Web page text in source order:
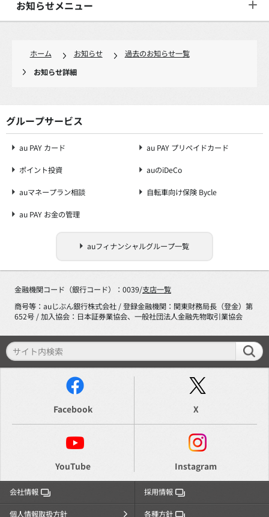
お知らせメニュー
ホーム お知らせ
過去のお知らせ一覧
お知らせ詳細
グループサービス
au PAY カード au PAY プリペイドカード
ポイント投資 auのiDeCo
auマネープラン相談 自転車向け保険 Bycle
au PAY お金の管理
auフィナンシャルグループ一覧
金融機関コード（銀行コード）：0039/支店一覧
商号等：auじぶん銀行株式会社 / 登録金融機関：関東財務局長（登金）第
652号 / 加入協会：日本証券業協会、一般社団法人金融先物取引業協会
Facebook X
YouTube Instagram
会社情報 採用情報
個人情報取扱方針 各種方針